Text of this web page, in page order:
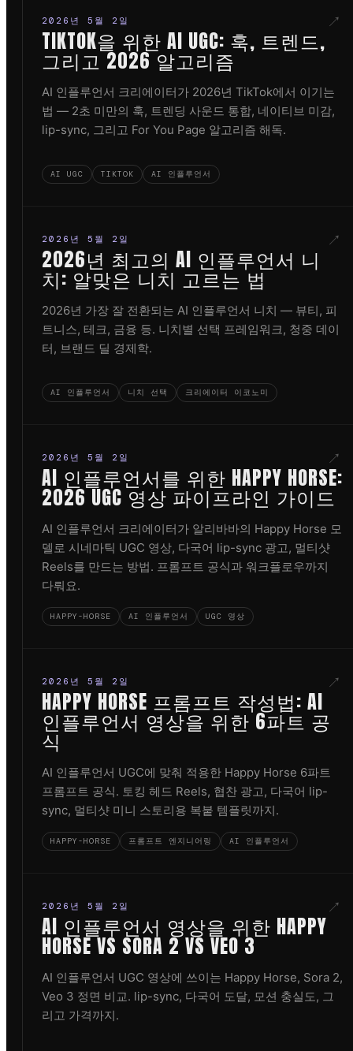
2026년 5월 2일 ↗
TIKTOK을 위한 AI UGC: 훅, 트렌드,
그리고 2026 알고리즘
AI 인플루언서 크리에이터가 2026년 TikTok에서 이기는
법 — 2초 미만의 훅, 트렌딩 사운드 통합, 네이티브 미감,
lip-sync, 그리고 For You Page 알고리즘 해독.
AI UGC TIKTOK AI 인플루언서
2026년 5월 2일 ↗
2026년 최고의 AI 인플루언서 니
치: 알맞은 니치 고르는 법
2026년 가장 잘 전환되는 AI 인플루언서 니치 — 뷰티, 피
트니스, 테크, 금융 등. 니치별 선택 프레임워크, 청중 데이
터, 브랜드 딜 경제학.
AI 인플루언서 니치 선택 크리에이터 이코노미
2026년 5월 2일 ↗
AI 인플루언서를 위한 HAPPY HORSE:
2026 UGC 영상 파이프라인 가이드
AI 인플루언서 크리에이터가 알리바바의 Happy Horse 모
델로 시네마틱 UGC 영상, 다국어 lip-sync 광고, 멀티샷
Reels를 만드는 방법. 프롬프트 공식과 워크플로우까지
다뤄요.
HAPPY-HORSE AI 인플루언서 UGC 영상
2026년 5월 2일 ↗
HAPPY HORSE 프롬프트 작성법: AI
인플루언서 영상을 위한 6파트 공
식
AI 인플루언서 UGC에 맞춰 적용한 Happy Horse 6파트
프롬프트 공식. 토킹 헤드 Reels, 협찬 광고, 다국어 lip-
sync, 멀티샷 미니 스토리용 복붙 템플릿까지.
HAPPY-HORSE 프롬프트 엔지니어링 AI 인플루언서
2026년 5월 2일 ↗
AI 인플루언서 영상을 위한 HAPPY
HORSE VS SORA 2 VS VEO 3
AI 인플루언서 UGC 영상에 쓰이는 Happy Horse, Sora 2,
Veo 3 정면 비교. lip-sync, 다국어 도달, 모션 충실도, 그
리고 가격까지.